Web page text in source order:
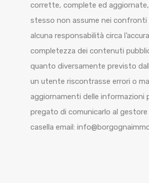
corrette, complete ed
stesso non assume nei confronti
alcuna responsabilità circa
completezza dei contenuti
quanto diversamente previsto
un utente riscontrasse errori o
aggiornamenti delle informazioni
pregato di comunicarlo al
casella email: